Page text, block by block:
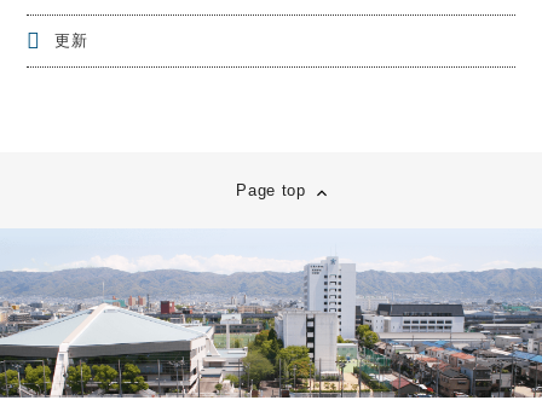
更新
Page top